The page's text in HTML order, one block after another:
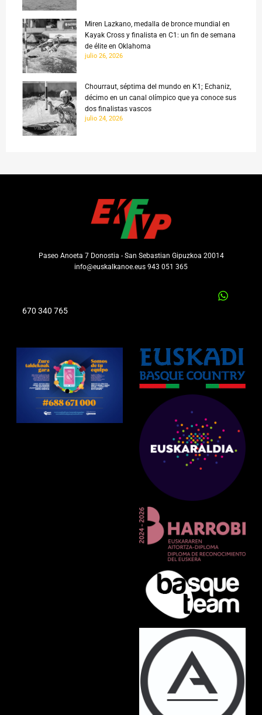
Miren Lazkano, medalla de bronce mundial en
Kayak Cross y finalista en C1: un fin de semana
de élite en Oklahoma
julio 26, 2026
Chourraut, séptima del mundo en K1; Echaniz,
décimo en un canal olímpico que ya conoce sus
dos finalistas vascos
julio 24, 2026
Paseo Anoeta 7 Donostia - San Sebastian Gipuzkoa 20014
info@euskalkanoe.eus 943 051 365
670 340 765